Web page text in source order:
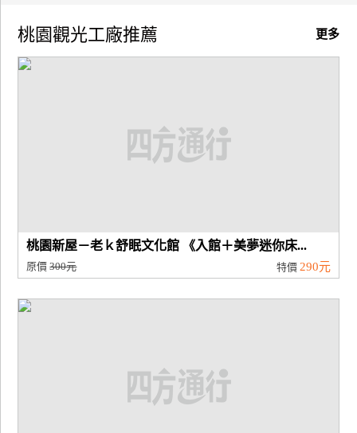
旅
伴
計
更多
桃園觀光工廠推薦
桃園新屋－老ｋ舒眠文化館 《入館＋美夢迷你床...
原價300元 特價 290元